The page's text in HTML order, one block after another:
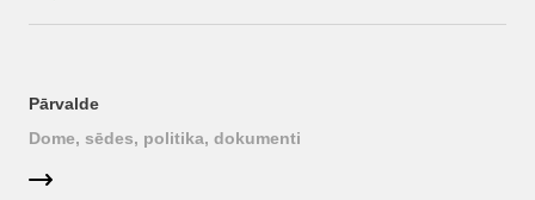
Pārvalde
Dome, sēdes, politika, dokumenti